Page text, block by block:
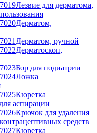
Лезвие для дерматома,
Дерматом,
Дерматом, ручной
Дерматоскоп,
Бор для подиатрии
Ложка
Кюретка
аспирации
Крючок для удаления
средств
Кюретка